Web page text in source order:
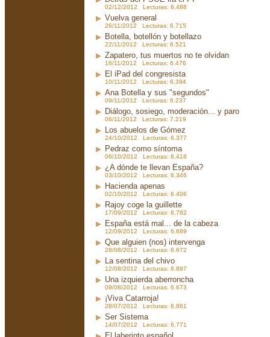
02/12/2012 Lecturas: 6.488
Vuelva general
26/11/2012 Lecturas: 6.715
Botella, botellón y botellazo
22/11/2012 Lecturas: 6.521
Zapatero, tus muertos no te olvidan
16/11/2012 Lecturas: 6.476
El iPad del congresista
10/11/2012 Lecturas: 6.394
Ana Botella y sus "segundos"
09/11/2012 Lecturas: 6.237
Diálogo, sosiego, moderación... y paro
06/11/2012 Lecturas: 7.219
Los abuelos de Gómez
24/10/2012 Lecturas: 6.377
Pedraz como síntoma
06/10/2012 Lecturas: 6.418
¿A dónde te llevan España?
03/10/2012 Lecturas: 6.346
Hacienda apenas
02/10/2012 Lecturas: 6.406
Rajoy coge la guillette
17/09/2012 Lecturas: 6.782
España está mal... de la cabeza
12/09/2012 Lecturas: 6.689
Que alguien (nos) intervenga
28/08/2012 Lecturas: 6.672
La sentina del chivo
12/08/2012 Lecturas: 6.897
Una izquierda aberroncha
09/08/2012 Lecturas: 6.673
¡Viva Catarroja!
28/07/2012 Lecturas: 6.861
Ser Sistema
14/07/2012 Lecturas: 6.771